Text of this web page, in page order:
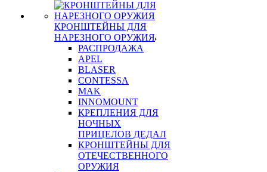
КРОНШТЕЙНЫ ДЛЯ
НАРЕЗНОГО ОРУЖИЯ
РАСПРОДАЖА
APEL
BLASER
CONTESSA
MAK
INNOMOUNT
КРЕПЛЕНИЯ ДЛЯ
НОЧНЫХ
ПРИЦЕЛОВ ДЕДАЛ
КРОНШТЕЙНЫ ДЛЯ
ОТЕЧЕСТВЕННОГО
ОРУЖИЯ